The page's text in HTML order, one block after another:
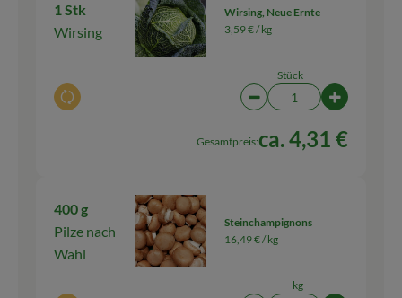
1 Stk
Wirsing
Auswahl ändern
Wirsing, Neue Ernte
3,59 € /kg
Stück
Artikelanzahl
Gesamtpreis:ca. 4,31 €
400 g
Pilze nach
Wahl
Steinchampignons
16,49 € /kg
kg